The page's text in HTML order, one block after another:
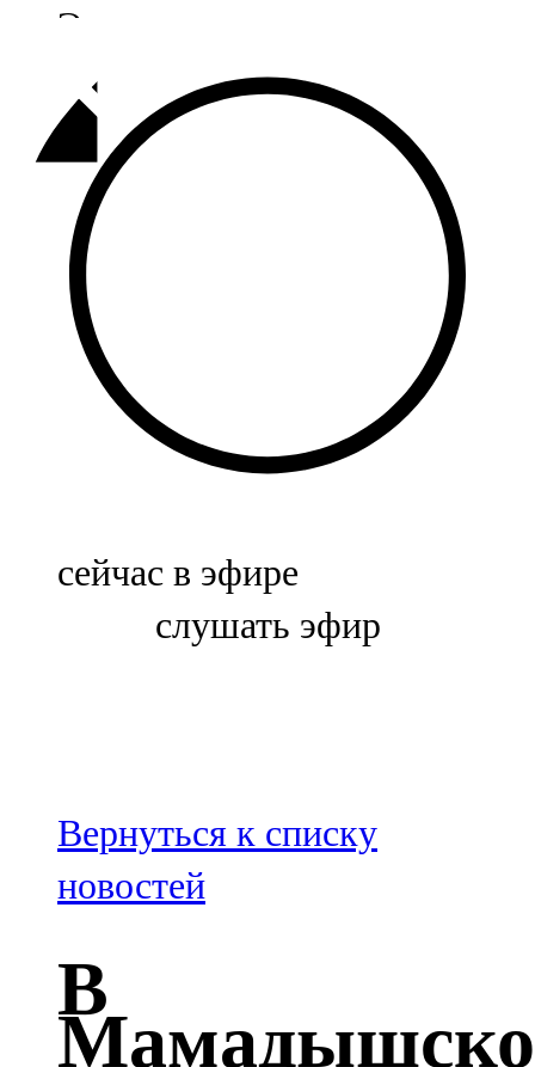
Әлмәт
92,9 FM
Базарлы матак
107,1 FM
Балык бистәсе
104,9 FM
Баулы
107,5 FM
Биләр
Болгар
100,3 FM
Зәй
106,6 FM
Кадыбаш
105,2 FM
сейчас в эфире
слушать эфир
Вернуться к списку
новостей
В